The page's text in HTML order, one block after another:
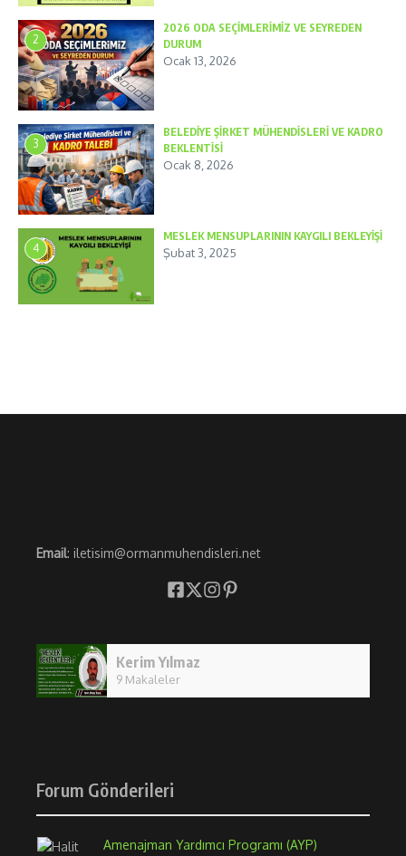
2
2026 ODA SEÇİMLERİMİZ VE SEYREDEN
DURUM
Ocak 13, 2026
3
BELEDİYE ŞİRKET MÜHENDİSLERİ VE KADRO
BEKLENTİSİ
Ocak 8, 2026
4
MESLEK MENSUPLARININ KAYGILI BEKLEYİŞİ
Şubat 3, 2025
Email: iletisim@ormanmuhendisleri.net
Kerim Yılmaz
9 Makaleler
Forum Gönderileri
Amenajman Yardımcı Programı (AYP)